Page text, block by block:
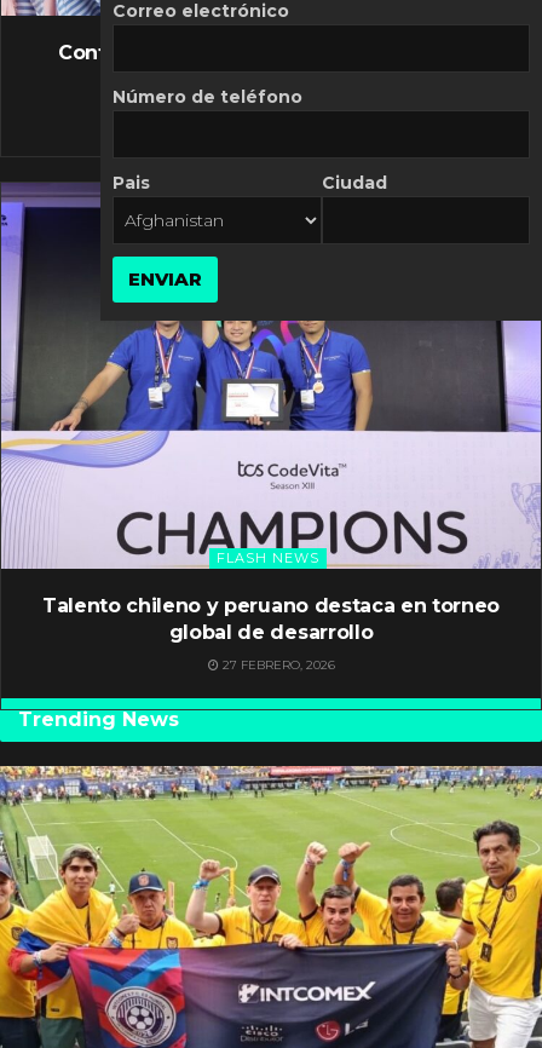
FLASH NEWS
Controversia de Mercado Libre por costos
10 MARZO, 2026
FLASH NEWS
Talento chileno y peruano destaca en torneo
global de desarrollo
27 FEBRERO, 2026
Trending News
Correo electrónico
Número de teléfono
Pais Ciudad
ENVIAR